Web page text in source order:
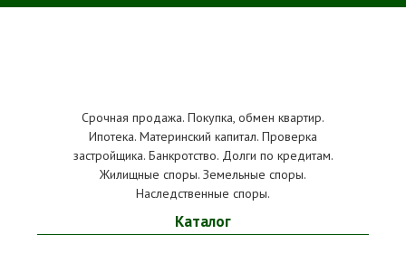
Срочная продажа. Покупка, обмен квартир.
Ипотека. Материнский капитал. Проверка
застройщика. Банкротство. Долги по кредитам.
Жилищные споры. Земельные споры.
Наследственные споры.
Каталог